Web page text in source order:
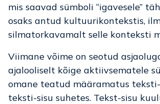
mis saavad sümboli “igavesele”
osaks antud kultuurikontekstis,
silmatorkavamalt selle konteksti
Viimane võime on seotud
ajalooliselt kõige aktiivsematele
omane teatud määramatus
teksti-sisu suhetes. Tekst-sisu